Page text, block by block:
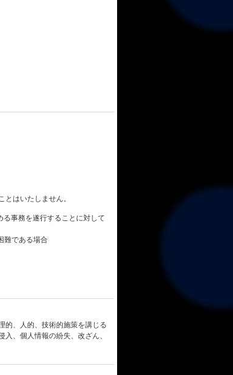
はいたしません。
事務を遂行することに対して
難である場合
的、人的、技術的施策を講じる
、個人情報の紛失、改ざん、